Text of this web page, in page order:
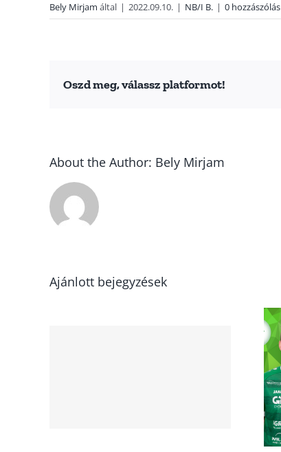
Bely Mirjam által | 2022.09.10. | NB/I B. | 0 hozzászólás
Oszd meg, válassz platformot!
About the Author: Bely Mirjam
Ajánlott bejegyzések